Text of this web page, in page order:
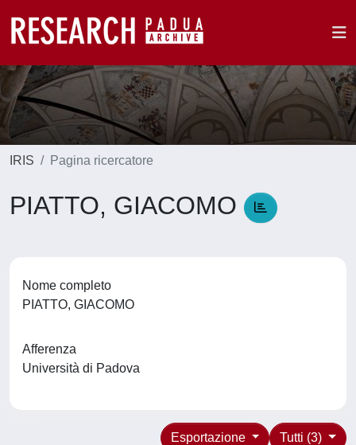
IRIS Pagina ricercatore
PIATTO, GIACOMO
Nome completo
PIATTO, GIACOMO
Afferenza
Università di Padova
Tutti (3)
Esportazione